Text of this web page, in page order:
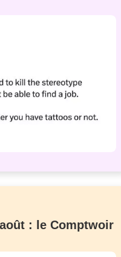
: le Comptwoir